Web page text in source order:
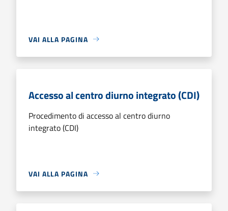
VAI ALLA PAGINA
Accesso al centro diurno integrato (CDI)
Procedimento di accesso al centro diurno
integrato (CDI)
VAI ALLA PAGINA